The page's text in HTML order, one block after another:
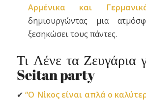
Αρμένικα και
δημιουργώντας μια
ξεσηκώσει τους πάντες.
Τι Λένε τα Ζευγάρια
Seitan party
✔“Ο Νίκος είναι απλά ο